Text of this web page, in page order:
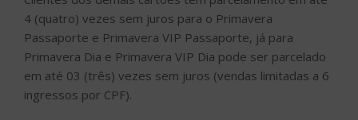
4 (quatro) vezes sem juros para o Primavera
Passaporte e Primavera VIP Passaporte, já para
Primavera Dia e Primavera VIP Dia pode ser parcelado
em até 03 (três) vezes sem juros (vendas limitadas a 6
ingressos por CPF).